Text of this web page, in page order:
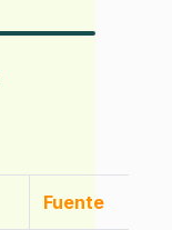
Fuente